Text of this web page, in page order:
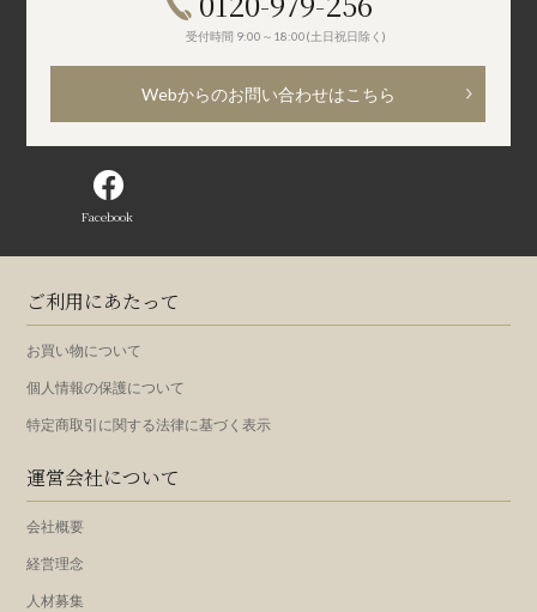
受付時間 9:00～18:00(土日祝日除く)
Webからのお問い合わせはこちら
Facebook
ご利用にあたって
お買い物について
個人情報の保護について
特定商取引に関する法律に基づく表示
運営会社について
会社概要
経営理念
人材募集